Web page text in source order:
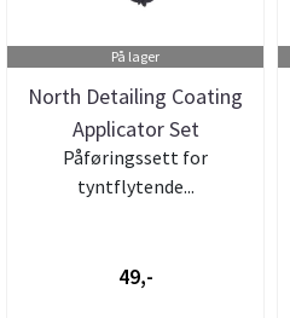
På lager
North Detailing Coating
Applicator Set
Påføringssett for
tyntflytende...
49,-